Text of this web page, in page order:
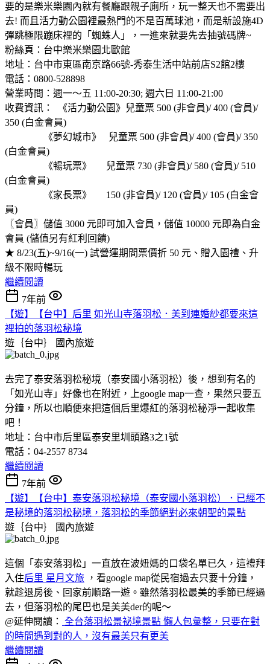
要的是樂米樂園內就有餐廳跟親子廁所，玩一整天也不需要出
去! 而且活力動公園裡最熱門的不是百萬球池，而是新設施4D
彈跳極限蹦床裡的「蜘蛛人」，一進來就要先去抽號碼牌~
粉絲頁：台中樂米樂園北歐館
地址：台中市東區南京路66號-秀泰生活中站前店S2館2樓
電話：0800-528898
營業時間：週一～五 11:00-20:30; 週六日 11:00-21:00
收費資訊： 《活力動公園》兒童票 500 (非會員)/ 400 (會員)/
350 (白金會員)
《夢幻城市》 兒童票 500 (非會員)/ 400 (會員)/ 350
(白金會員)
《暢玩票》 兒童票 730 (非會員)/ 580 (會員)/ 510
(白金會員)
《家長票》 150 (非會員)/ 120 (會員)/ 105 (白金會
員)
〖會員〗儲值 3000 元即可加入會員，儲值 10000 元即為白金
會員 (儲值另有紅利回饋)
★ 8/23(五)~9/16(一) 試營運期間票價折 50 元、贈入園禮、升
級不限時暢玩
繼續閱讀
7年前
【遊】【台中】后里 如光山寺落羽松．美到連婚紗都要來這
裡拍的落羽松秘境
遊｛台中｝
國內旅遊
去完了泰安落羽松秘境（泰安國小落羽松）後，想到有名的
「如光山寺」好像也在附近，上google map一查，果然只要五
分鐘，所以也順便來把這個后里爆紅的落羽松秘淨一起收集
吧！
地址：台中市后里區泰安里圳頭路3之1號
電話：04-2557 8734
繼續閱讀
7年前
【遊】【台中】泰安落羽松秘境（泰安國小落羽松）．已經不
是秘境的落羽松秘境，落羽松的季節絕對必來朝聖的景點
遊｛台中｝
國內旅遊
這個「泰安落羽松」一直放在波妞媽的口袋名單已久，這禮拜
入住后里 星月文旅 ，看google map從民宿過去只要十分鐘，
就趁退房後、回家前順路一遊。雖然落羽松最美的季節已經過
去，但落羽松的尾巴也是美美der的呢～
@延伸閱讀： 全台落羽松景祕境景點 懶人包彙整，只要在對
的時間遇到對的人，沒有最美只有更美
繼續閱讀